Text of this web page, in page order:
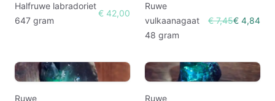
Halfruwe labradoriet
647 gram
€ 42,00
Ruwe
vulkaanagaat
48 gram
€ 7,45€ 4,84
Ruwe
Ruwe